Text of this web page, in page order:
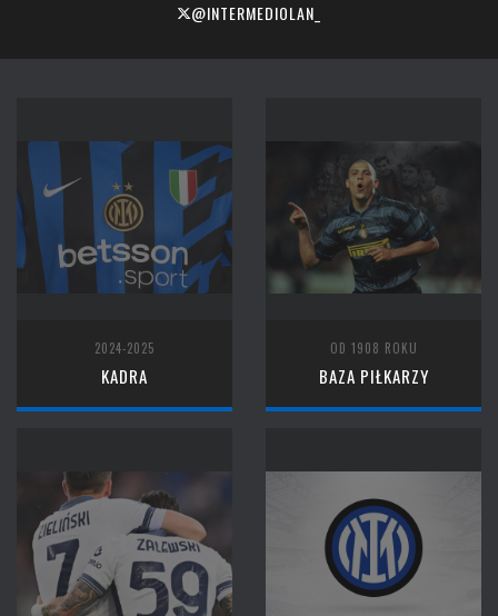
@INTERMEDIOLAN_
2024-2025
KADRA
OD 1908 ROKU
BAZA PIŁKARZY